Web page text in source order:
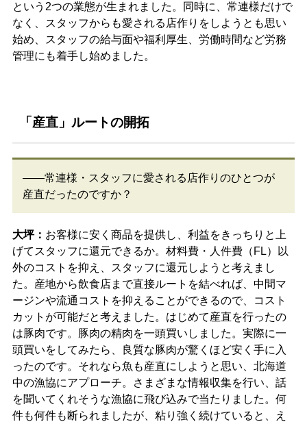
という2つの業態が生まれました。同時に、常連様だけで
なく、スタッフからも愛される店作りをしようとも思い
始め、スタッフの給与面や福利厚生、労働時間など労務
管理にも着手し始めました。
「産直」ルートの開拓
――常連様・スタッフに愛される店作りのひとつが
産直だったのですか？
大坪： お客様に安く商品を提供し、利益をきっちりと上
げてスタッフに還元できるか。材料費・人件費（FL）以
外のコストを抑え、スタッフに還元しようと考えまし
た。産地から飲食店まで直接ルートを結べれば、中間マ
ージンや流通コストを抑えることができるので、コスト
カットが可能だと考えました。はじめて産直を行ったの
は豚肉です。豚肉の精肉を一頭買いしました。実際に一
頭買いをしてみたら、良質な豚肉が驚くほど安く手に入
ったのです。それなら魚も産直にしようと思い、北海道
中の漁協にアプローチ。さまざまな情報収集を行い、話
を聞いてくれそうな漁協に飛び込みで当たりました。何
件も何件も断られましたが、粘り強く続けていると、え